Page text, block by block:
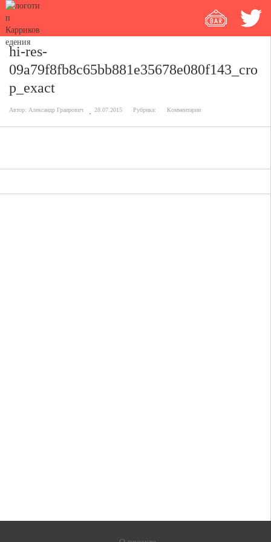
hi-res-
09a79f8fb8c65bb881e35678e080f143_cro
p_exact
Автор: Александр Граирович 28.07.2015 Рубрика: Комментарии